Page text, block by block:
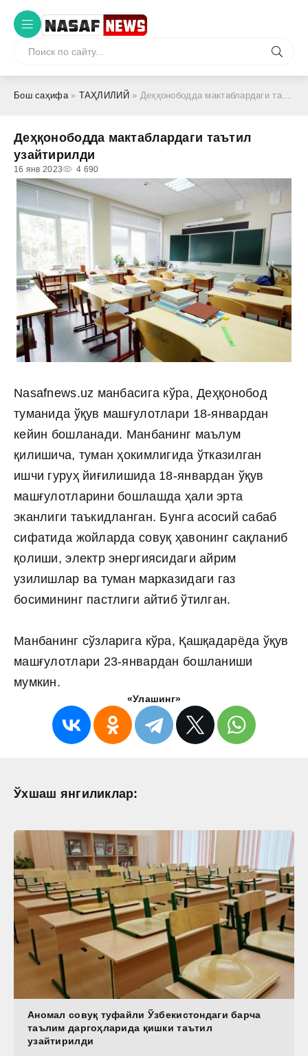
Бош саҳифа» ТАҲЛИЛИЙ » Деҳқонободда мактаблардаги таътил узайтирилди
Деҳқонободда мактаблардаги таътил
узайтирилди
16 янв 2023 4 690
Nasafnews.uz манбасига кўра, Деҳқонобод
туманида ўқув машғулотлари 18-январдан
кейин бошланади. Манбанинг маълум
қилишича, туман ҳокимлигида ўтказилган
ишчи гуруҳ йиғилишида 18-январдан ўқув
машғулотларини бошлашда ҳали эрта
эканлиги таъкидланган. Бунга асосий сабаб
сифатида жойларда совуқ ҳавонинг сақланиб
қолиши, электр энергиясидаги айрим
узилишлар ва туман марказидаги газ
босимининг пастлиги айтиб ўтилган.
Манбанинг сўзларига кўра, Қашқадарёда ўқув
машғулотлари 23-январдан бошланиши
мумкин.
«Улашинг»
Ўхшаш янгиликлар:
Aномал совуқ туфайли Ўзбекистондаги барча
таълим даргоҳларида қишки таътил
узайтирилди